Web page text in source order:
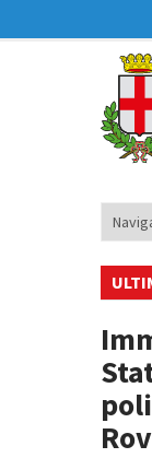
Your small steps
•